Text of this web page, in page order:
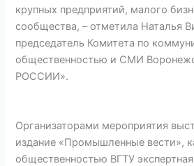
крупных предприятий, малого
сообщества, – отметила Наталья
председатель Комитета по
общественностью и СМИ
РОССИИ».
Организаторами мероприятия
издание «Промышленные вести»,
общественностью ВГТУ